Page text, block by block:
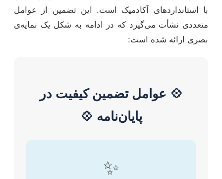
با استانداردهای آکادمیک است. این تضمین از عوامل
متعددی نشأت می‌گیرد که در ادامه به شکل یک نمایه‌ی
بصری ارائه شده است:
💠 عوامل تضمین کیفیت در
پایان‌نامه 💠
✨